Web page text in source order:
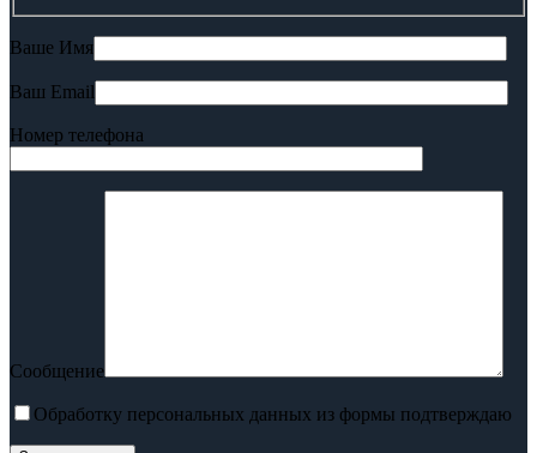
Ваше Имя
Ваш Email
Номер телефона
Сообщение
Обработку персональных данных из формы подтверждаю